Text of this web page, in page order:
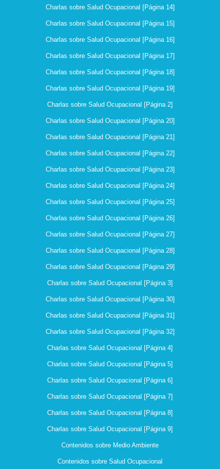
Charlas sobre Salud Ocupacional [Página 14]
Charlas sobre Salud Ocupacional [Página 15]
Charlas sobre Salud Ocupacional [Página 16]
Charlas sobre Salud Ocupacional [Página 17]
Charlas sobre Salud Ocupacional [Página 18]
Charlas sobre Salud Ocupacional [Página 19]
Charlas sobre Salud Ocupacional [Página 2]
Charlas sobre Salud Ocupacional [Página 20]
Charlas sobre Salud Ocupacional [Página 21]
Charlas sobre Salud Ocupacional [Página 22]
Charlas sobre Salud Ocupacional [Página 23]
Charlas sobre Salud Ocupacional [Página 24]
Charlas sobre Salud Ocupacional [Página 25]
Charlas sobre Salud Ocupacional [Página 26]
Charlas sobre Salud Ocupacional [Página 27]
Charlas sobre Salud Ocupacional [Página 28]
Charlas sobre Salud Ocupacional [Página 29]
Charlas sobre Salud Ocupacional [Página 3]
Charlas sobre Salud Ocupacional [Página 30]
Charlas sobre Salud Ocupacional [Página 31]
Charlas sobre Salud Ocupacional [Página 32]
Charlas sobre Salud Ocupacional [Página 4]
Charlas sobre Salud Ocupacional [Página 5]
Charlas sobre Salud Ocupacional [Página 6]
Charlas sobre Salud Ocupacional [Página 7]
Charlas sobre Salud Ocupacional [Página 8]
Charlas sobre Salud Ocupacional [Página 9]
Contenidos sobre Medio Ambiente
Contenidos sobre Salud Ocupacional